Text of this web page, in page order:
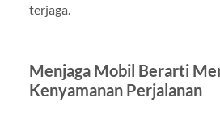
terjaga.
Menjaga Mobil Berarti
Kenyamanan Perjalanan